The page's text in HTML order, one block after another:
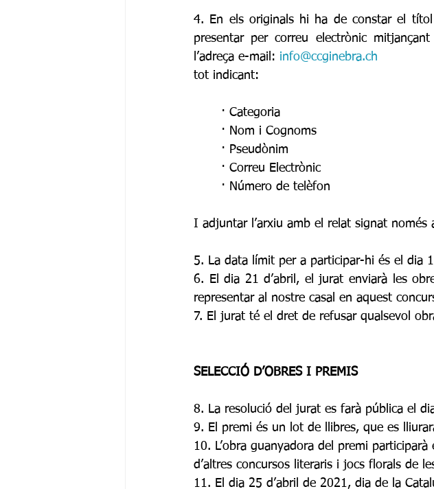
4. En els originals hi ha de constar el títol
presentar per correu electrònic
l’adreça e-mail: info@ccginebra.ch
tot indicant:
	· Categoria
	· Nom i Cognoms
	· Pseudònim
	· Correu Electrònic
	· Número de telèfon
I adjuntar l’arxiu amb el relat signat
5. La data límit per a participar-hi és el dia
6. El dia 21 d’abril, el jurat enviarà les
representar al nostre casal en aquest
7. El jurat té el dret de refusar qualsevol
SELECCIÓ D’OBRES I PREMIS
8. La resolució del jurat es farà pública el
9. El premi és un lot de llibres, que es
10. L’obra guanyadora del premi
d’altres concursos literaris i jocs florals de
11. El dia 25 d’abril de 2021, dia de la